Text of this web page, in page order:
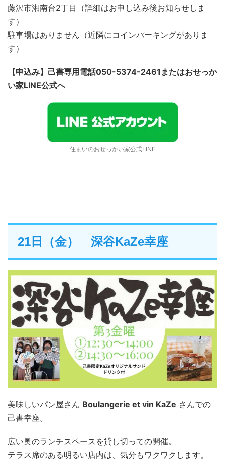
藤沢市湘南台2丁目（詳細はお申し込み後お知らせしま
す）
駐車場はありません（近隣にコインパーキングがありま
す）
【申込み】己書専用電話050-5374-2461またはおせっか
い家LINE公式へ
住まいのおせっかい家公式LINE
21日（金） 深谷KaZe幸座
美味しいパン屋さん Boulangerie et vin KaZe さんでの
己書幸座。
広い奥のランチスペースを貸し切っての開催。
テラス席のある明るい店内は、気分もワクワクします。